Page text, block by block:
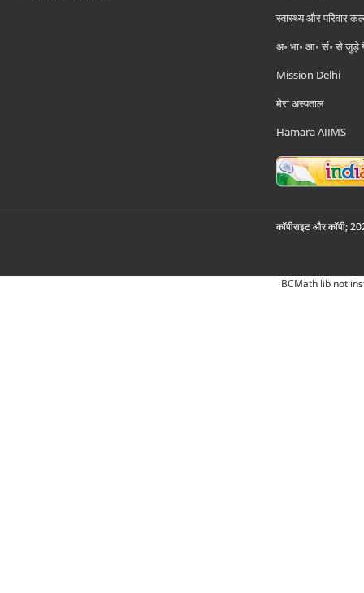
स्वास्थ्य और परिवार
अ॰ भा॰ आ॰ सं॰ से जुड़े
Mission Delhi
मेरा अस्पताल
Hamara AIIMS
कॉपीराइट और कॉपी;
BCMath lib not